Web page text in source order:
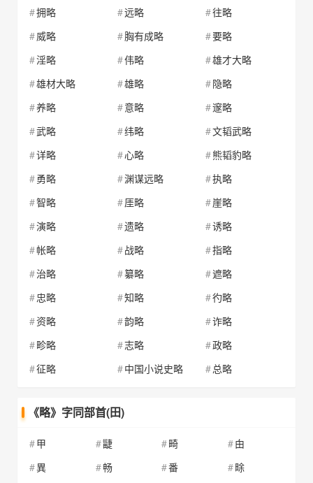
拥略
远略
往略
威略
胸有成略
要略
淫略
伟略
雄才大略
雄材大略
雄略
隐略
养略
意略
邃略
武略
纬略
文韬武略
详略
心略
熊韬豹略
勇略
渊谋远略
执略
智略
厓略
崖略
演略
遗略
诱略
帐略
战略
指略
治略
纂略
遮略
忠略
知略
彴略
资略
韵略
诈略
畛略
志略
政略
征略
中国小说史略 总略
《略》字同部首(田)
甲 疀 畸
甶
異
畅 番
畭